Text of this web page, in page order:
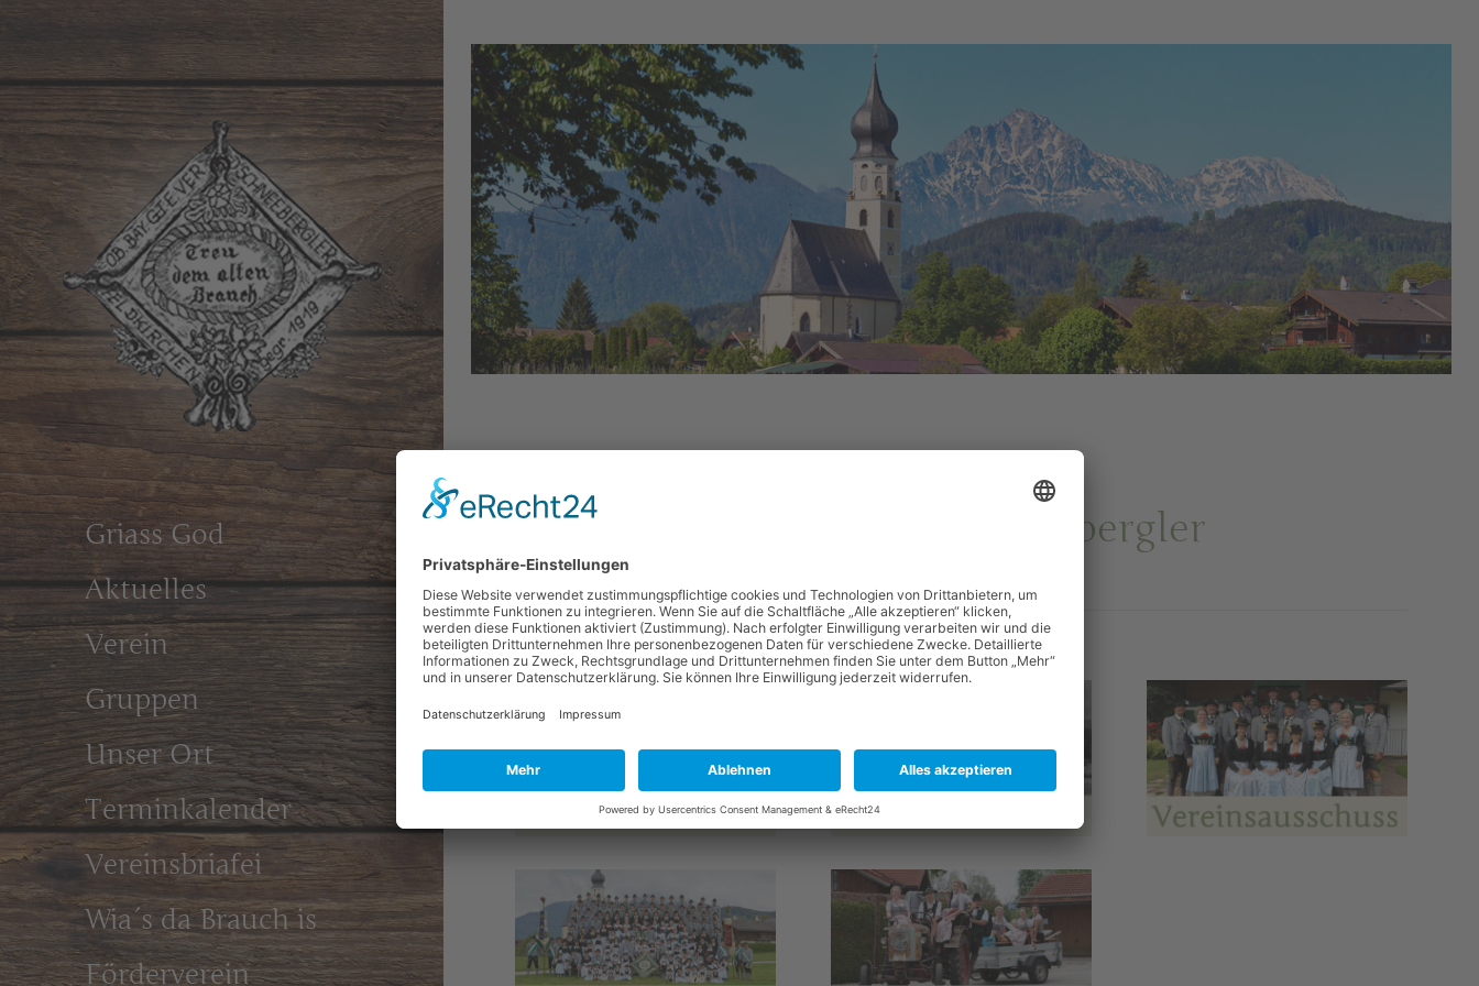
Griass God
Aktuelles
Verein
Gruppen
Unser Ort
Terminkalender
Vereinsbriafei
Wia´s da Brauch is
Förderverein
Unser Verein: GTEV D´Schneebergler
Feldkirchen